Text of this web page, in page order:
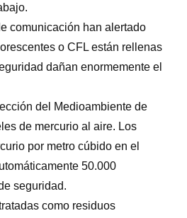
comunicación han alertado
o CFL están rellenas
dañan enormemente el
del Medioambiente de
de mercurio al aire. Los
por metro cúbido en el
50.000
seguridad.
como residuos